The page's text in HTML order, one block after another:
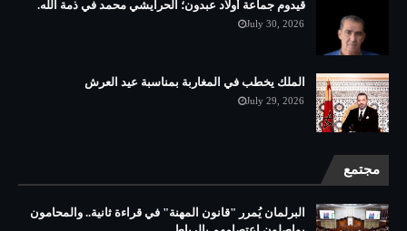
قيدوم جماعة أولاد عبدون؛ الحرايشي محمد في ذمة الله.
July 30, 2026
الملك يخطب في المغاربة بمناسبة عيد العرش
July 29, 2026
مجتمع
البرلمان يُمرر "قانون المهنة" في قراءة ثانية.. والمحامون